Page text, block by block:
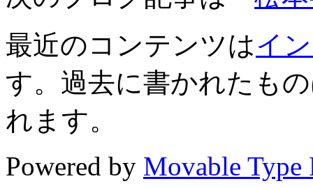
最近のコンテンツはイ
す。過去に書かれたも
れます。
Powered by Movable Type